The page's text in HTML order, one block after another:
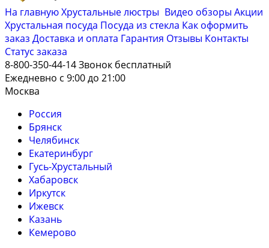
На главнуюХрустальные люстры Видео обзоры Акции
Хрустальная посуда Посуда из стекла Как оформить
заказ Доставка и оплата Гарантия Отзывы Контакты
Cтатус заказа
8-800-350-44-14Звонок бесплатный
Ежедневно с 9:00 до 21:00
Москва
Россия
Брянск
Челябинск
Екатеринбург
Гусь-Хрустальный
Хабаровск
Иркутск
Ижевск
Казань
Кемерово